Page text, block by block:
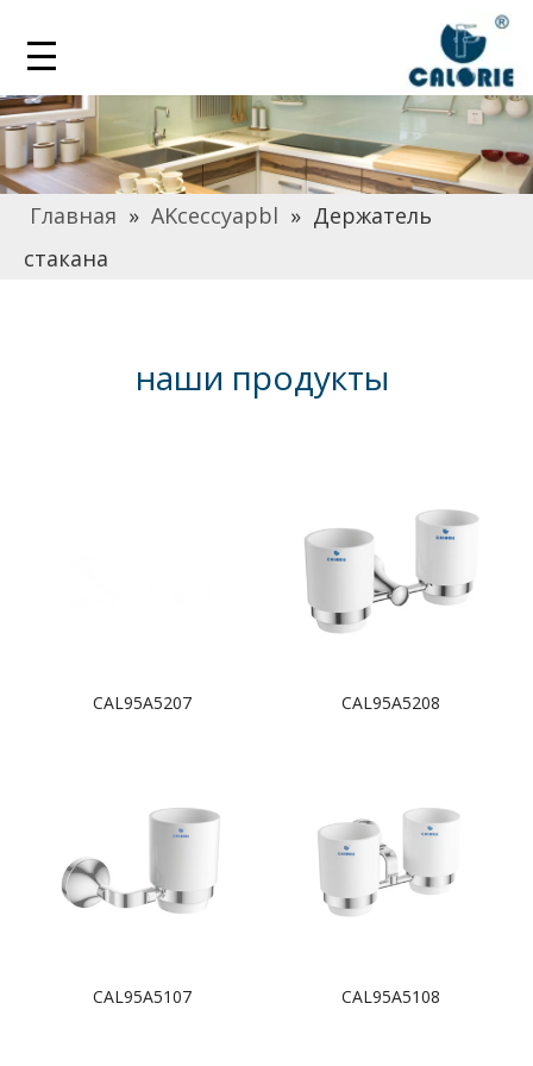
Главная » AKceccyapbl » Держатель
стакана
наши продукты
CAL95A5207 CAL95A5208
CAL95A5107 CAL95A5108